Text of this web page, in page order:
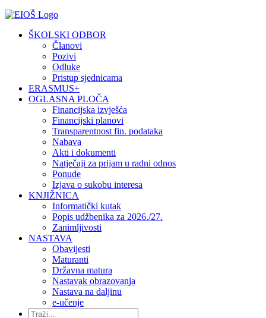
Facebook
YouTube
X
Pinterest
ŠKOLSKI ODBOR
Članovi
Pozivi
Odluke
Pristup sjednicama
ERASMUS+
OGLASNA PLOČA
Financijska izvješća
Financijski planovi
Transparentnost fin. podataka
Nabava
Akti i dokumenti
Natječaji za prijam u radni odnos
Ponude
Izjava o sukobu interesa
KNJIŽNICA
Informatički kutak
Popis udžbenika za 2026./27.
Zanimljivosti
NASTAVA
Obavijesti
Maturanti
Državna matura
Nastavak obrazovanja
Nastava na daljinu
e-učenje
Traži...